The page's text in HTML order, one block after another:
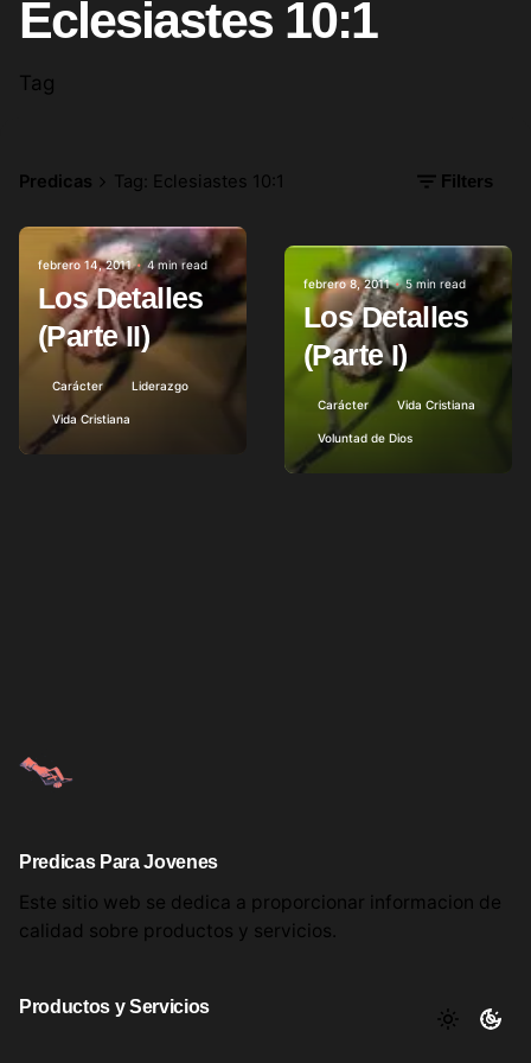
Eclesiastes 10:1
Tag
Predicas Tag: Eclesiastes 10:1 Filters
Posted by
febrero 14, 2011 4 min read
Los Detalles
(Parte II)
Carácter Liderazgo
Vida Cristiana
Posted by
febrero 8, 2011 5 min read
Los Detalles
(Parte I)
Carácter Vida Cristiana
Voluntad de Dios
Predicas Para Jovenes
Este sitio web se dedica a proporcionar informacion de
calidad sobre productos y servicios.
Productos y Servicios